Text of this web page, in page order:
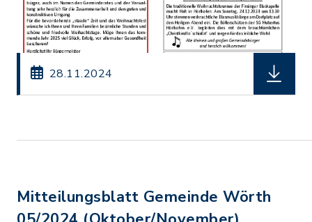
28.11.2024
Mitteilungsblatt Gemeinde Wörth